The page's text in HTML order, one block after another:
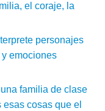
el coraje, la
personajes
emociones
familia de clase
cosas que el